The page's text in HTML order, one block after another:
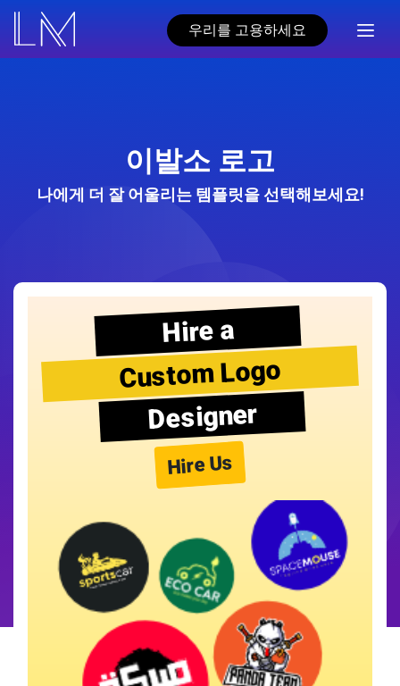
우리를 고용하세요
이발소 로고
나에게 더 잘 어울리는 템플릿을 선택해보세요!
Hire a
Custom Logo
Designer
Hire Us